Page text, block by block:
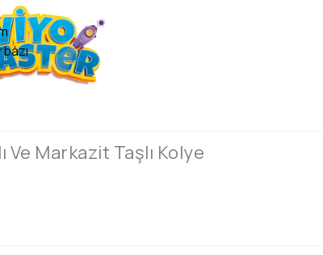
Ve Markazit Taşlı Kolye